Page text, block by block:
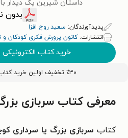
داستان شیرین یک دیدار
بدون
پدیدآورندگان: سعید روح افزا
انتشارات:کانون پرورش فکری کودکان و
خرید کتاب الکترونیکی
٪۳۰ تخفیف اولین خرید کتاب با کد
معرفی کتاب سربازی
کتاب سربازی بزرگ یا سرداری